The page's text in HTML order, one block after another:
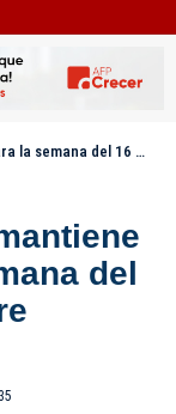
16 al 22 de septiembre
del